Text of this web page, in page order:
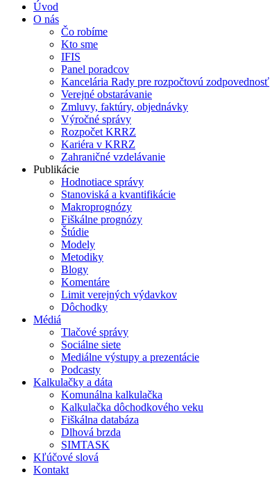
Úvod
O nás
Čo robíme
Kto sme
IFIS
Panel poradcov
Kancelária Rady pre rozpočtovú zodpovednosť
Verejné obstarávanie
Zmluvy, faktúry, objednávky
Výročné správy
Rozpočet KRRZ
Kariéra v KRRZ
Zahraničné vzdelávanie
Publikácie
Hodnotiace správy
Stanoviská a kvantifikácie
Makroprognózy
Fiškálne prognózy
Štúdie
Modely
Metodiky
Blogy
Komentáre
Limit verejných výdavkov
Dôchodky
Médiá
Tlačové správy
Sociálne siete
Mediálne výstupy a prezentácie
Podcasty
Kalkulačky a dáta
Komunálna kalkulačka
Kalkulačka dôchodkového veku
Fiškálna databáza
Dlhová brzda
SIMTASK
Kľúčové slová
Kontakt